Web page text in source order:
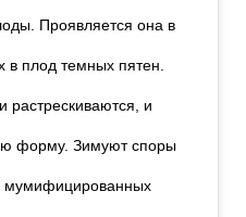
Проявляется она в
плод темных пятен.
растрескиваются, и
форму. Зимуют споры
мумифицированных